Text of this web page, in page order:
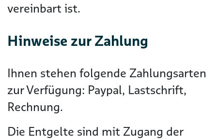
vereinbart ist.
Hinweise zur Zahlung
Ihnen stehen folgende Zahlungsarten
zur Verfügung: Paypal, Lastschrift,
Rechnung.
Die Entgelte sind mit Zugang der